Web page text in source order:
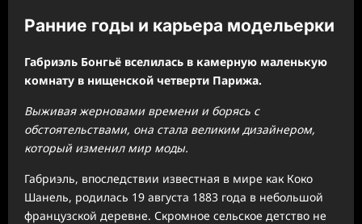
Ранние годы и карьера модельерки
Габриэль Бонгьё вселилась в камерную маленькую
комнату в нищенской четверти Парижа.
Выживая жерновами времени и борясь с
обстоятельствами, она стала великим дизайнером,
который изменил мир моды.
Габриэль, впоследствии известная в мире как Коко
Шанель, родилась 19 августа 1883 года в небольшой
французской деревне. Скромное сельское детство не